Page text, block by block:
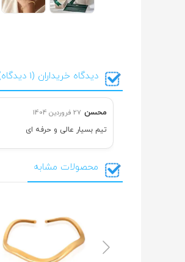
دیدگاه خریداران (1 دیدگاه)
محسن 27 فروردین 1404
تیم بسیار عالی و حرفه ای
محصولات مشابه